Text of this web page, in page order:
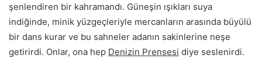
şenlendiren bir kahramandı. Güneşin ışıkları suya
indiğinde, minik yüzgeçleriyle mercanların arasında büyülü
bir dans kurar ve bu sahneler adanın sakinlerine neşe
getirirdi. Onlar, ona hep Denizin Prensesi diye seslenirdi.